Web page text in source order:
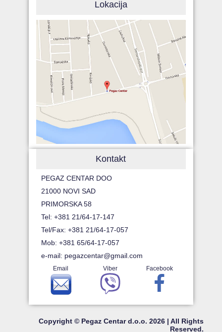
Lokacija
Kontakt
PEGAZ CENTAR DOO
21000 NOVI SAD
PRIMORSKA 58
Tel: +381 21/64-17-147
Tel/Fax: +381 21/64-17-057
Mob: +381 65/64-17-057
e-mail: pegazcentar@gmail.com
Email Viber Facebook
Copyright © Pegaz Centar d.o.o. 2026 | All Rights
Reserved.